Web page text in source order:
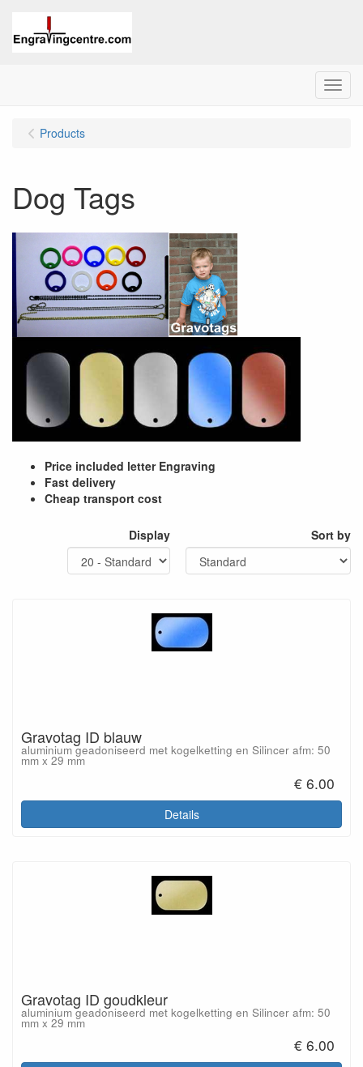
Menu
Products
Dog Tags
Price included letter Engraving
Fast delivery
Cheap transport cost
Display Sort by
Gravotag ID blauw
aluminium geadoniseerd met kogelketting en Silincer afm: 50
mm x 29 mm
€ 6.00
Details
Gravotag ID goudkleur
aluminium geadoniseerd met kogelketting en Silincer afm: 50
mm x 29 mm
€ 6.00